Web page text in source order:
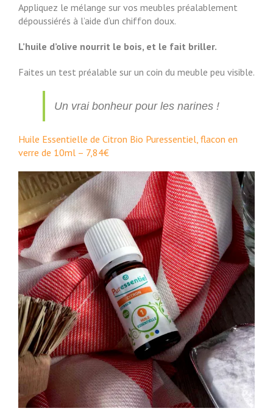
Appliquez le mélange sur vos meubles préalablement
dépoussiérés à l’aide d’un chiffon doux.
L’huile d’olive nourrit le bois, et le fait briller.
Faites un test préalable sur un coin du meuble peu visible.
Un vrai bonheur pour les narines !
Huile Essentielle de Citron Bio Puressentiel, flacon en
verre de 10ml – 7,84€